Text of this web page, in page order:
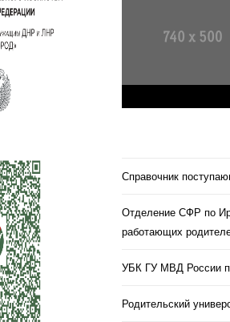
Справочник
Отделение СФР по
работающих
УБК ГУ МВД России
Родительский